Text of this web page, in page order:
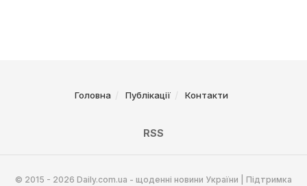
Головна Публікації Контакти
RSS
© 2015 - 2026 Daily.com.ua - щоденні новини України | Підтримка